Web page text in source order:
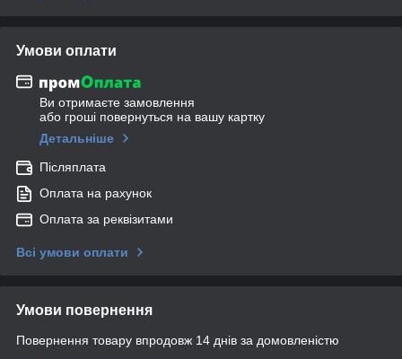
Умови оплати
Ви отримаєте замовлення
або гроші повернуться на вашу картку
Детальніше
Післяплата
Оплата на рахунок
Оплата за реквізитами
Всі умови оплати
Умови повернення
Повернення товару впродовж 14 днів за домовленістю